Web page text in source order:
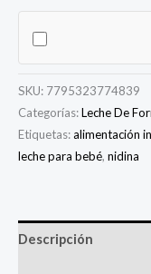
SKU: 7795323774839
Categorías:Leche De
Etiquetas:alimentación
leche para bebé, nidina
Descripción